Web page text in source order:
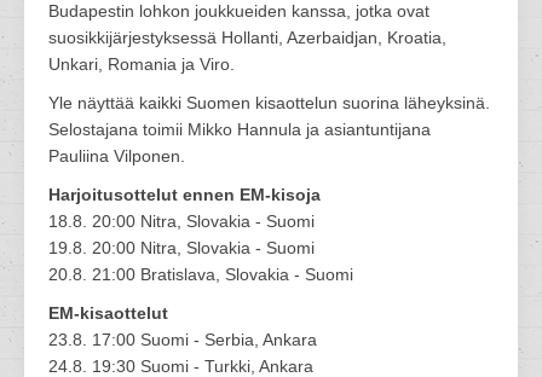
Budapestin lohkon joukkueiden kanssa, jotka ovat
suosikkijärjestyksessä Hollanti, Azerbaidjan, Kroatia,
Unkari, Romania ja Viro.
Yle näyttää kaikki Suomen kisaottelun suorina läheyksinä.
Selostajana toimii Mikko Hannula ja asiantuntijana
Pauliina Vilponen.
Harjoitusottelut ennen EM-kisoja
18.8. 20:00 Nitra, Slovakia - Suomi
19.8. 20:00 Nitra, Slovakia - Suomi
20.8. 21:00 Bratislava, Slovakia - Suomi
EM-kisaottelut
23.8. 17:00 Suomi - Serbia, Ankara
24.8. 19:30 Suomi - Turkki, Ankara